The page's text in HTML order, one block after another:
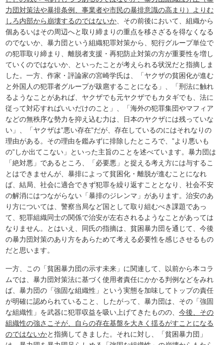
力団対策法や暴排条例、事業者や市民の暴排意識の高まり）よりむ
しろ内部から崩壊するのではないか 、その前後において、組織から
個あるいはその周辺へと取り締まりの重点を移さざるを得なくなる
のでないか、暴力団という組織犯罪対策から、犯行グループ単位で
の犯罪取り締まり、離脱者支援・再犯防止対策の方が重要性を増し
ていくのではないか、といったことが考えられる状況だと指摘しま
した。一方、作家・評論家の宮崎学氏は、「ヤクザの貧困化が進む
と外国人の犯罪者グループが跋扈することになる」、「刑法に触れ
るようなことがあれば、ヤクザでも元ヤクザでもカタギでも、法に
従って対応すればいいだけのこと」、「海外の犯罪集団やマフィア
などの無秩序な勢力を抑え込む力は、日本のヤクザには残っていな
い」、「ヤクザは”悪い存在”だが、存在しているのにはそれなりの
理由がある。その理由を鑑みずに排除したところで、”より悪いも
の”しか出てこない」といった主旨のことを述べています。暴力団は
「絶対悪」であるところ、「必要悪」と捉える考え方には与するこ
とはできませんが、暴排によって貧困化・離脱が進むことになれ
ば、結局、社会に適合できず犯罪を繰り返すこととなり、社会不安
の解消にはつながらない「暴排のジレンマ」があります。治安のあ
り方については、警察当局など国として取り組むべき課題であっ
て、犯罪組織同士の関係で治安が左右されるようなことがあっては
なりません。とはいえ、同氏の指摘は、貧困暴力団を通じて、今後
の暴力団対策のあり方をあらためて考える必要性を感じさせるもの
だと思います。
一方、この「貧困暴力団の示す未来」に関連して、以前から本コラ
ムでは、暴力団対策法に基づく使用者責任にかかる判例などをみれ
ば、暴力団の「強固な組織性」という実態を加味してトップの責任
が明確に認められていること、したがって、暴力団は、その「強固
な組織性」を武器に犯罪収益を吸い上げてきたものの、今後、その
組織性の強さこそが、自らの存在基盤を大きく揺るがすことになる
のではないかと指摘してきました。それに対し、「貧困暴力団」